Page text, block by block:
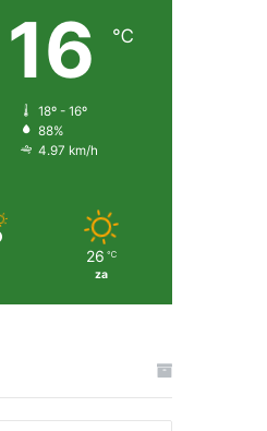
16 ℃
18º - 16º
88%
4.97 km/h
26 ℃
za